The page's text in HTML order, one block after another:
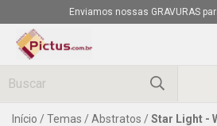
Enviamos nossas GRAVURAS
Início / Temas / Abstratos / Star Light -